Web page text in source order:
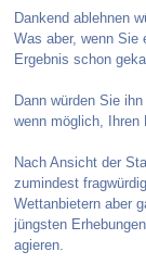
Dankend ablehnen
Was aber, wenn Sie
Ergebnis schon
Dann würden Sie
wenn möglich, Ihren
Nach Ansicht der
zumindest
Wettanbietern aber
jüngsten
agieren.